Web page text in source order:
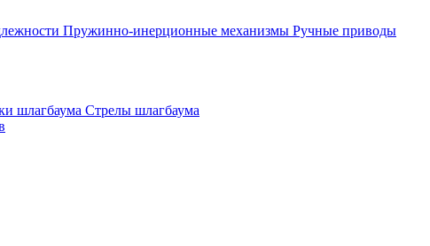
Пружинно-инерционные механизмы Ручные приводы
шлагбаума Стрелы шлагбаума